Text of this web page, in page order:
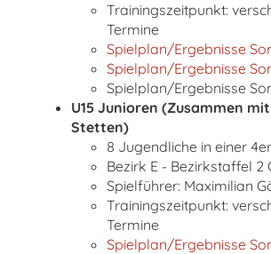
Trainingszeitpunkt:
Termine
Spielplan/Ergebnisse
Spielplan/Ergebnisse
Spielplan/Ergebnisse
U15 Junioren (Zusammen
Stetten)
8 Jugendliche in einer
Bezirk E - Bezirkstaffel 2
Spielführer: Maximilian
Trainingszeitpunkt:
Termine
Spielplan/Ergebnisse